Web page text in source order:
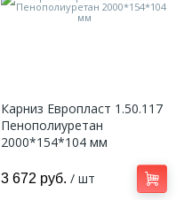
Карниз Европласт 1.50.117
Пенополиуретан
2000*154*104 мм
3 672 руб. / шт